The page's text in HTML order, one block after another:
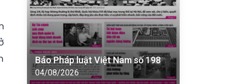
Báo Pháp luật Việt Nam số 198
04/08/2026